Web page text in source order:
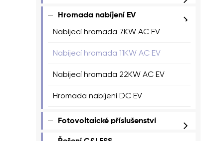
Hromada nabíjení EV
Nabíjecí hromada 7KW AC EV
Nabíjecí hromada 11KW AC EV
Nabíjecí hromada 22KW AC EV
Hromada nabíjení DC EV
Fotovoltaické příslušenství